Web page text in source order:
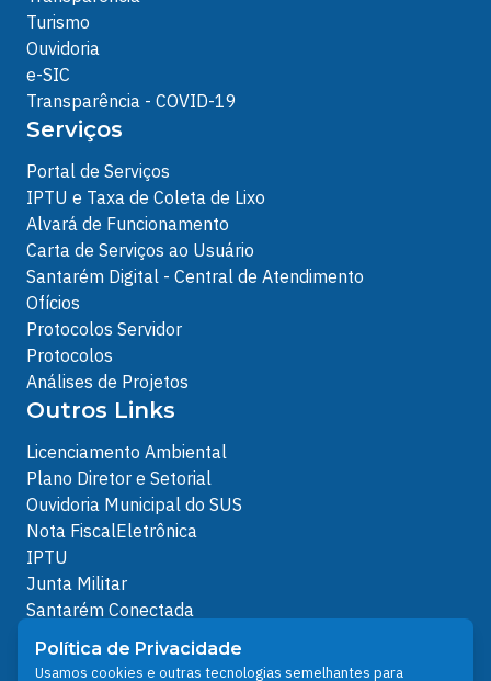
Turismo
Ouvidoria
e-SIC
Transparência - COVID-19
Serviços
Portal de Serviços
IPTU e Taxa de Coleta de Lixo
Alvará de Funcionamento
Carta de Serviços ao Usuário
Santarém Digital - Central de Atendimento
Ofícios
Protocolos Servidor
Protocolos
Análises de Projetos
Outros Links
Licenciamento Ambiental
Plano Diretor e Setorial
Ouvidoria Municipal do SUS
Nota FiscalEletrônica
IPTU
Junta Militar
Santarém Conectada
Política de Privacidade
People illustrations by Storyset
Política de Privacidade
Usamos cookies e outras tecnologias semelhantes para